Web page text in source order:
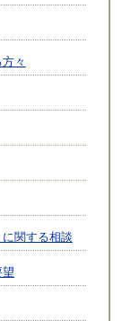
々
関する相談